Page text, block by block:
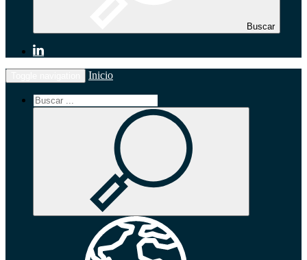
Buscar
Inicio